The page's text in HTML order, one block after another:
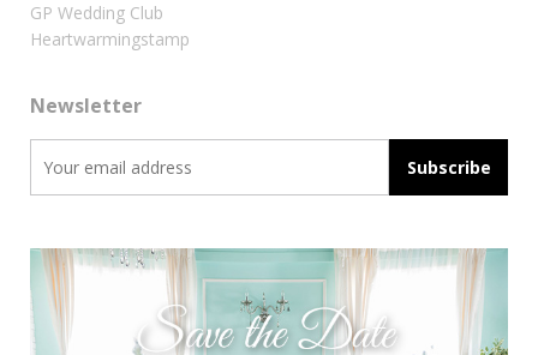
GP Wedding Club
Heartwarmingstamp
Newsletter